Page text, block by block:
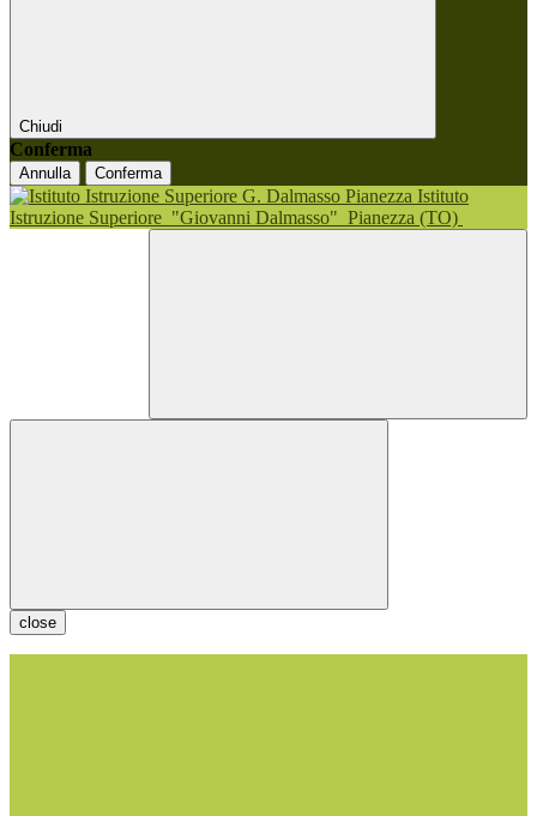
Chiudi
Conferma
Annulla Conferma
Istituto
Istruzione Superiore "Giovanni Dalmasso" Pianezza (TO)
close